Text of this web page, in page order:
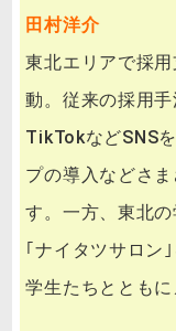
田村洋介
東北エリアで採
動。従来の採用
TikTokなどSNS
プの導入などさ
す。一方、東北
｢ナイタツサロン
学生たちとともに